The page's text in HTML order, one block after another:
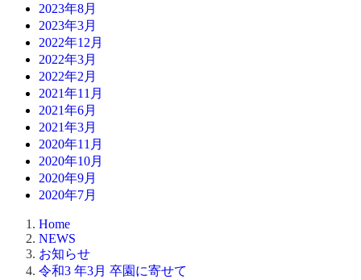
2023年8月
2023年3月
2022年12月
2022年3月
2022年2月
2021年11月
2021年6月
2021年3月
2020年11月
2020年10月
2020年9月
2020年7月
Home
NEWS
お知らせ
令和3 年3月 卒園に寄せて